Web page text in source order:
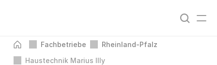
Fachbetriebe
Rheinland-Pfalz
Haustechnik Marius Illy